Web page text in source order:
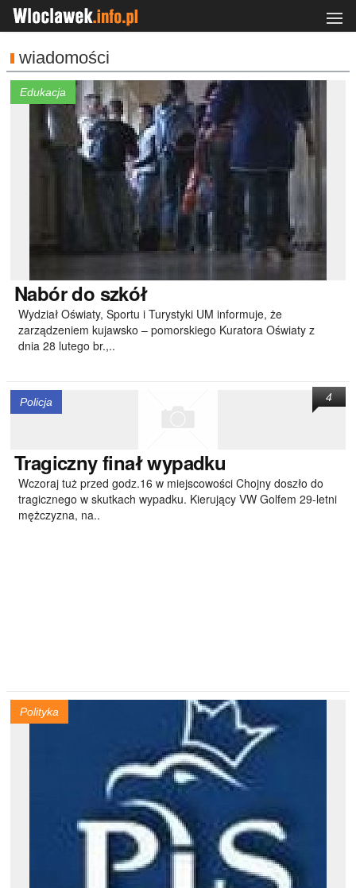
wiadomości
Edukacja
Nabórdo szkół
Wydział Oświaty, Sportu i Turystyki UM informuje, że
zarządzeniem kujawsko – pomorskiego Kuratora Oświaty z
dnia 28 lutego br.,..
Policja
Tragicznyfinał wypadku
Wczoraj tuż przed godz.16 w miejscowości Chojny doszło do
tragicznego w skutkach wypadku. Kierujący VW Golfem 29-letni
mężczyzna, na..
4
Polityka